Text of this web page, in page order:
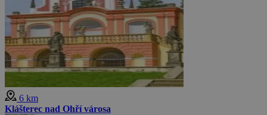
6 km
Klášterec nad Ohří városa